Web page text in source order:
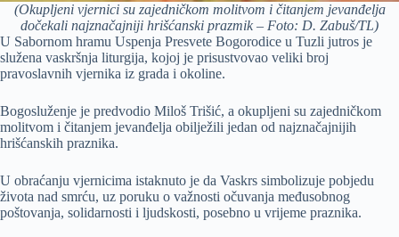
(Okupljeni vjernici su zajedničkom molitvom i čitanjem jevanđelja
dočekali najznačajniji hrišćanski prazmik – Foto: D. Zabuš/TL)
U Sabornom hramu Uspenja Presvete Bogorodice u Tuzli jutros je
služena vaskršnja liturgija, kojoj je prisustvovao veliki broj
pravoslavnih vjernika iz grada i okoline.
Bogosluženje je predvodio Miloš Trišić, a okupljeni su zajedničkom
molitvom i čitanjem jevanđelja obilježili jedan od najznačajnijih
hrišćanskih praznika.
U obraćanju vjernicima istaknuto je da Vaskrs simbolizuje pobjedu
života nad smrću, uz poruku o važnosti očuvanja međusobnog
poštovanja, solidarnosti i ljudskosti, posebno u vrijeme praznika.